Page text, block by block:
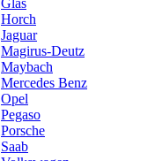
Glas
Horch
Jaguar
Magirus-Deutz
Maybach
Mercedes Benz
Opel
Pegaso
Porsche
Saab